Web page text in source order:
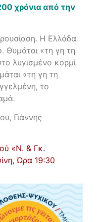
χρόνια από την
Η Ελλάδα
Θυμάται «τη γη τη
λυγισμένο κορμί
«τη γη τη
το
Γιάννης
«Ν. & Γκ.
Ώρα 19:30